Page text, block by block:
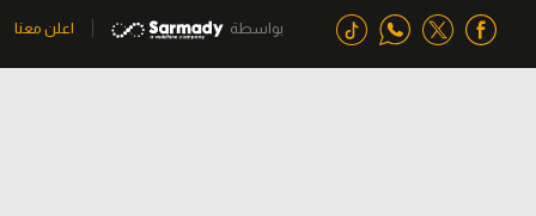
بواسطة اعلن معنا